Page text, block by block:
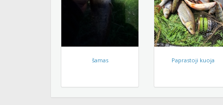
šamas Paprastoji kuoja